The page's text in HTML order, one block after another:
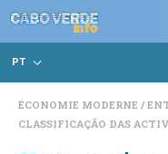
PT
ÉCONOMIE MODERNE
CLASSIFICAÇÃO DAS